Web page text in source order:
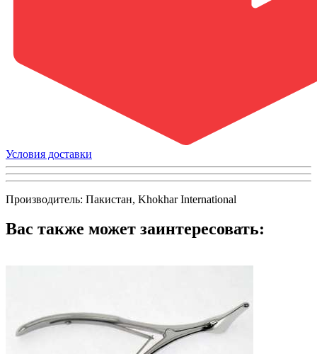
Условия доставки
Производитель: Пакистан, Khokhar International
Вас также может заинтересовать: